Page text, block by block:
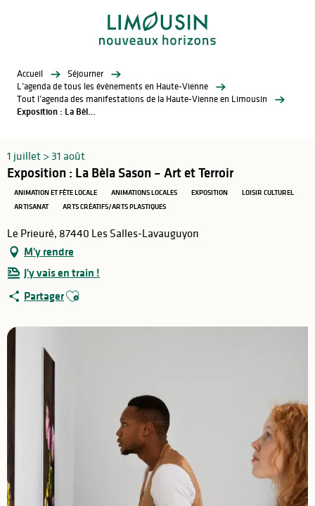
Accueil
Séjourner
L’agenda de tous les évènements en Haute-Vienne
Tout l’agenda des manifestations de la Haute-Vienne en Limousin
Exposition : La Bèla Sason – Art et Terroir
1 juillet > 31 août
Exposition : La Bèla Sason – Art et Terroir
ANIMATION ET FÊTE LOCALE ANIMATIONS LOCALES EXPOSITION
LOISIR CULTUREL
ARTISANAT
ARTS CRÉATIFS/ARTS PLASTIQUES
Le Prieuré, 87440 Les Salles-Lavauguyon
M'y rendre
J'y vais en train !
PartagerAjouter aux favoris